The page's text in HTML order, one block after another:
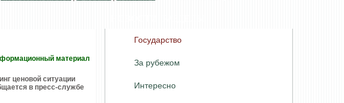
Государство
За рубежом
Интересно
материал
ценовой ситуации
в пресс-службе